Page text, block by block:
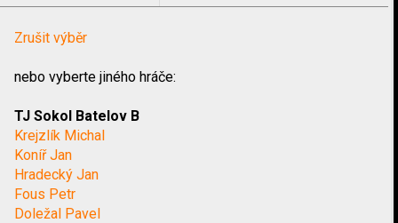
Zrušit výběr
nebo vyberte jiného hráče:
TJ Sokol Batelov B
Krejzlík Michal
Koníř Jan
Hradecký Jan
Fous Petr
Doležal Pavel